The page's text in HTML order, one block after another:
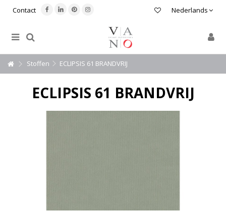
Nederlands
Contact
Stoffen ECLIPSIS 61 BRANDVRIJ
ECLIPSIS 61 BRANDVRIJ